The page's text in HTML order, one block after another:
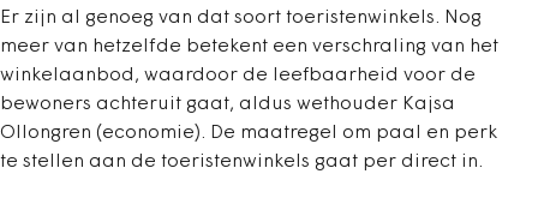
Er zijn al genoeg van dat soort toeristenwinkels. Nog
meer van hetzelfde betekent een verschraling van het
winkelaanbod, waardoor de leefbaarheid voor de
bewoners achteruit gaat, aldus wethouder Kajsa
Ollongren (economie). De maatregel om paal en perk
te stellen aan de toeristenwinkels gaat per direct in.